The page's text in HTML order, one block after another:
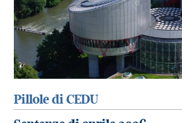
Pillole di CEDU